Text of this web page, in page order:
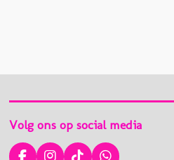
Volg ons op social media